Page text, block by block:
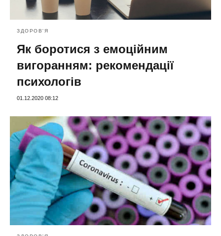
ЗДОРОВ'Я
Як боротися з емоційним
вигоранням: рекомендації
психологів
01.12.2020 08:12